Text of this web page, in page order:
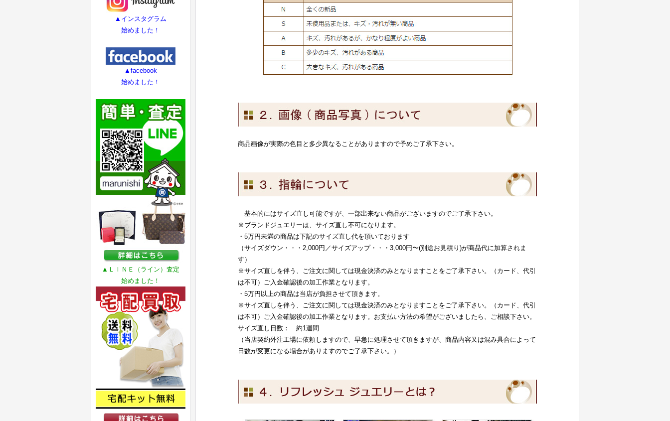
▲インスタグラム
始めました！
▲facebook
始めました！
▲ＬＩＮＥ（ライン）査定
始めました！
商品画像が実際の色目と多少異なることがありますので予めご了承下さい。
基本的にはサイズ直し可能ですが、一部出来ない商品がございますのでご了承下さい。
※ブランドジュエリーは、サイズ直し不可になります。
・5万円未満の商品は下記のサイズ直し代を頂いております
（サイズダウン・・・2,000円／サイズアップ・・・3,000円〜(別途お見積り)が商品代に加算されま
す）
※サイズ直しを伴う、ご注文に関しては現金決済のみとなりますことをご了承下さい。（カード、代引
は不可）ご入金確認後の加工作業となります。
・5万円以上の商品は当店が負担させて頂きます。
※サイズ直しを伴う、ご注文に関しては現金決済のみとなりますことをご了承下さい。（カード、代引
は不可）ご入金確認後の加工作業となります。お支払い方法の希望がございましたら、ご相談下さい。
サイズ直し日数： 約1週間
（当店契約外注工場に依頼しますので、早急に処理させて頂きますが、商品内容又は混み具合によって
日数が変更になる場合がありますのでご了承下さい。）